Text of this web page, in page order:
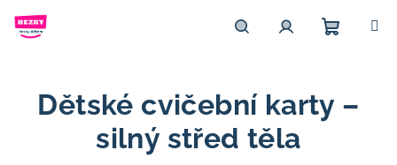
obsah
košík
Dětské cvičební karty –
silný střed těla